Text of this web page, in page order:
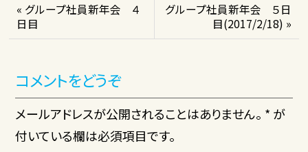
« グループ社員新年会 ４
日目
グループ社員新年会 ５日
目(2017/2/18) »
コメントをどうぞ
メールアドレスが公開されることはありません。 * が
付いている欄は必須項目です。